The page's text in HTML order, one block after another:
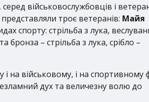
військовослужбовців і
троє ветеранів: Майя
спорту: стрільба з лука,
бронза – стрільба з лука, срібло –
на військовому, і на спортивному
дух та величезну волю до